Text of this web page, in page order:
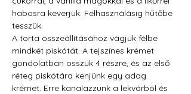
habosra keverjük. Felhasználásig hűtőbe
tesszük.
A torta összeállításához vágjuk félbe
mindkét piskótát. A tejszínes krémet
gondolatban osszuk 4 részre, és az első
réteg piskótára kenjünk egy adag
krémet. Erre kanalazzunk a lekvárból és